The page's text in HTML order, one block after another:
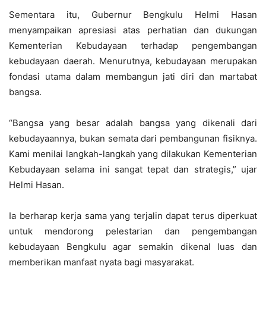
Sementara itu, Gubernur Bengkulu Helmi Hasan
menyampaikan apresiasi atas perhatian dan dukungan
Kementerian Kebudayaan terhadap pengembangan
kebudayaan daerah. Menurutnya, kebudayaan merupakan
fondasi utama dalam membangun jati diri dan martabat
bangsa.
“Bangsa yang besar adalah bangsa yang dikenali dari
kebudayaannya, bukan semata dari pembangunan fisiknya.
Kami menilai langkah-langkah yang dilakukan Kementerian
Kebudayaan selama ini sangat tepat dan strategis,” ujar
Helmi Hasan.
Ia berharap kerja sama yang terjalin dapat terus diperkuat
untuk mendorong pelestarian dan pengembangan
kebudayaan Bengkulu agar semakin dikenal luas dan
memberikan manfaat nyata bagi masyarakat.